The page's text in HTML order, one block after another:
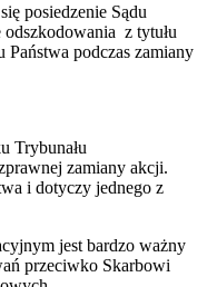
posiedzenie Sądu
z tytułu
Państwa podczas zamiany
Trybunału
zamiany akcji.
i dotyczy jednego z
jest bardzo ważny
przeciwko Skarbowi